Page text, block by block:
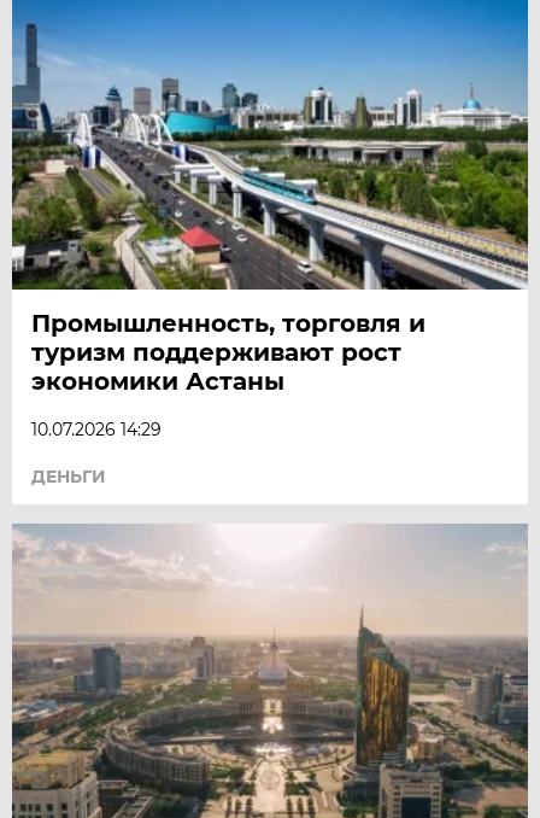
Промышленность, торговля и
туризм поддерживают рост
экономики Астаны
10.07.2026 14:29
ДЕНЬГИ